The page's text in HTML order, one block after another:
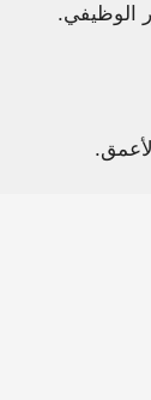
الوظيفي.